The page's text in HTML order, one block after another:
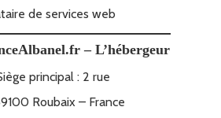
de services web
– L’hébergeur
principal : 2 rue
Roubaix – France